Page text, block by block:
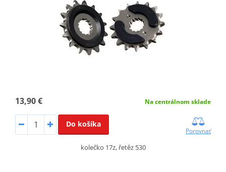
13,90 € Na centrálnom sklade
Do košíka
Porovnať
kolečko 17z, řetěz 530